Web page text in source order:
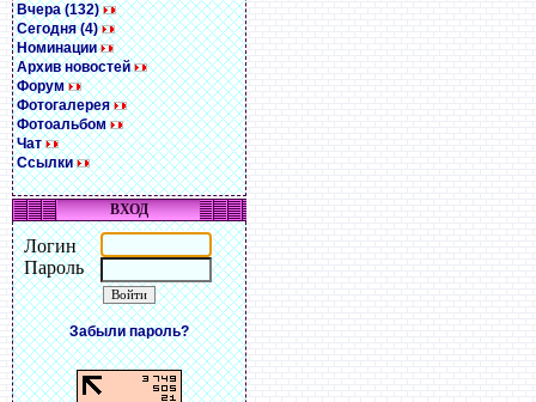
Вчера (132)
Сегодня (4)
Номинации
Архив новостей
Форум
Фотогалерея
Фотоальбом
Чат
Ссылки
ВХОД
Логин
Пароль
Забыли пароль?